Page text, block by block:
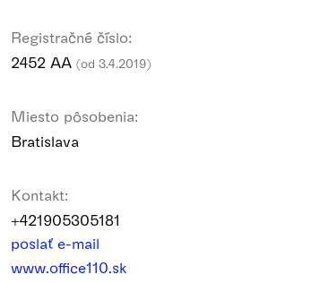
Registračné číslo:
2452 AA (od 3.4.2019)
Miesto pôsobenia:
Bratislava
Kontakt:
+421905305181
poslať e-mail
www.office110.sk